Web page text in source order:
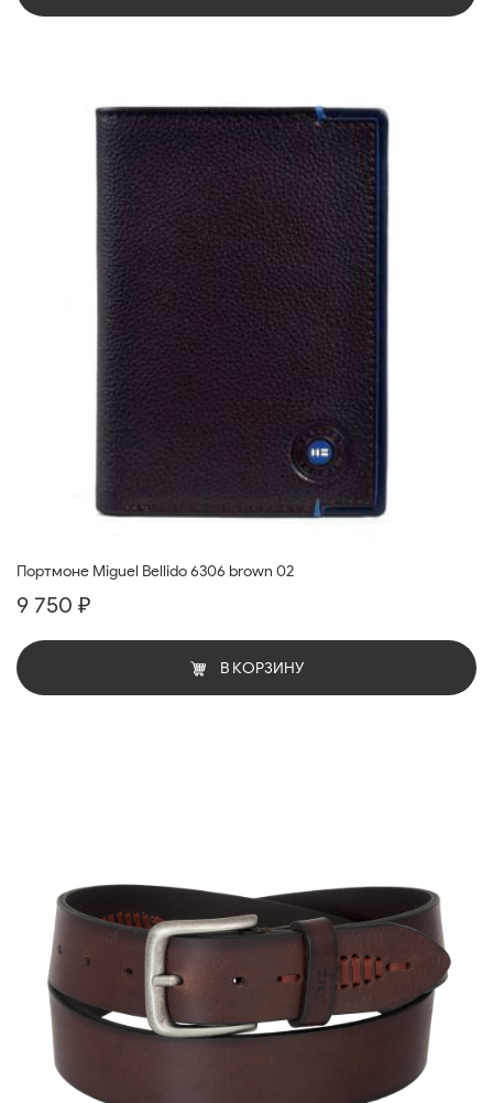
Портмоне Miguel Bellido 6306 brown 02
9 750 ₽
В КОРЗИНУ